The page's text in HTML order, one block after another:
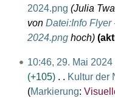
2024.png Julia
von Datei:Info Flyer
2024.pnghoch
10:46, 29. Mai 2024
+105
Kultur der
Markierung: